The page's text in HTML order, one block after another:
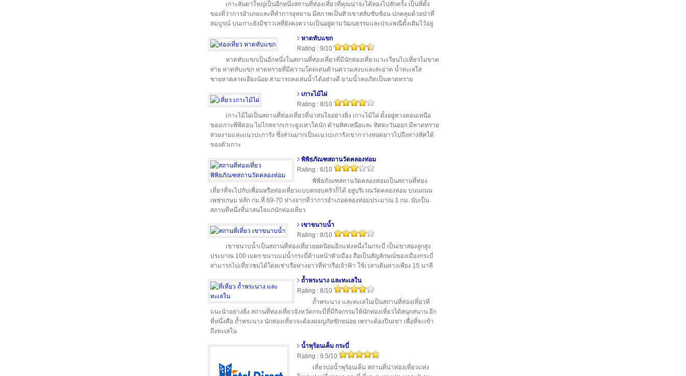
เกาะลันตาใหญ่เป็นอีกหนึ่งสถานที่ท่องเที่ยวที่คุณน่าจะได้ลองไปสักครั้ง เป็นที่ตั้ง
ของที่ว่าการอำเภอและที่ทำการอุทยาน มีสภาพเป็นทิวเขาสลับซับซ้อน ปกคลุมด้วยป่าที่
สมบูรณ์ บนเกาะยังมีชาวเลที่ยังคงความเป็นอยู่ตามวัฒนธรรมและประเพณีดั้งเดิมไว้อยู่
หาดทับแขก
Rating : 9/10
หาดทับแขกเป็นอีกหนึ่งในสถานที่ท่องเที่ยวที่มีนักท่องเที่ยวแวะเวียนไปเที่ยวไม่ขาด
สาย หาดทับแขก หาดทรายที่มีความโดดเด่นด้านความสงบและสะอาด น้ำทะเลใส
ชายหาดลาดเอียงน้อย สามารถลงเล่นน้ำได้อย่างดี ยามน้ำลงเกิดเป็นหาดทราย
เกาะไม้ไผ่
Rating : 8/10
เกาะไม้ไผ่เป็นสถานที่ท่องเที่ยวที่น่าสนใจอย่างยิ่ง เกาะไม้ไผ่ ตั้งอยู่ทางตอนเหนือ
ของเกาะพีพีดอน ไม่ไกลจากเกาะยูงเท่าใดนัก ด้านทิศเหนือและ ทิศตะวันออก มีหาดทราย
สวยงามและแนวปะการัง ซึ่งส่วนมากเป็นแนวปะการังเขากวางทอดยาวไปถึงทางทิศใต้
ของตัวเกาะ
พิพิธภัณฑสถานวัดคลองท่อม
Rating : 6/10
พิพิธภัณฑสถานวัดคลองท่อมเป็นสถานที่ท่อง
เที่ยวที่จะไปกับเพื่อนหรือท่องเที่ยวแบบครอบครัวก็ได้ อยู่บริเวณวัดคลองท่อม บนนถนน
เพชรเกษม หลัก กม.ที่ 69-70 ห่างจากที่ว่าการอำเภอคลองท่อมประมาณ 1 กม. นับเป็น
สถานที่หนึ่งที่น่าสนใจแก่นักท่องเที่ยว
เขาขนาบน้ำ
Rating : 8/10
เขาขนาบน้ำเป็นสถานที่ท่องเที่ยวยอดนิยมอีกแห่งหนึ่งในกระบี่ เป็นเขาสองลูกสูง
ประมาณ 100 เมตร ขนาบแม่น้ำกระบี่ด้านหน้าตัวเมือง ถือเป็นสัญลักษณ์ของเมืองกระบี่
สามารถไปเที่ยวชมได้โดยเช่าเรือหางยาวที่ท่าเรือเจ้าฟ้า ใช้เวลาเดินทางเพียง 15 นาที
ถ้ำพระนาง และทะเลใน
Rating : 8/10
ถ้ำพระนาง และทะเลในเป็นสถานที่ท่องเที่ยวที่
แนะนำอย่างยิ่ง สถานที่ท่องเที่ยวจังหวัดกระบี่ที่มีกิจกรรมให้นักท่องเที่ยวได้สนุกสนาน อีก
ที่หนึ่งคือ ถ้ำพระนาง นักท่องเที่ยวจะต้องผจญภัยซักหน่อย เพราะต้องปีนเขา เพื่อที่จะเข้า
ถึงทะเลใน
น้ำพุร้อนเค็ม กระบี่
Rating : 9.5/10
เที่ยวบ่อน้ำพุร้อนเค็ม สถานที่น่าท่องเที่ยวแห่ง